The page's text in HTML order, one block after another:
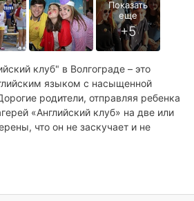
клуб" в Волгограде – это
языком с насыщенной
родители, отправляя ребенка
«Английский клуб» на две или
что он не заскучает и не